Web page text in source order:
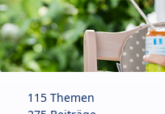
115 Themen